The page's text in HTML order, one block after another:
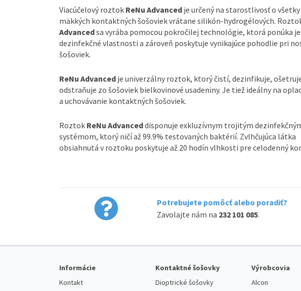
Viacúčelový roztok ReNu Advanced je určený na starostlivosť o
mäkkých kontaktných šošoviek vrátane silikón-hydrogélových.
Advancedsa vyrába pomocou pokročilej technológie, ktorá ponúka
dezinfekčné vlastnosti a zároveň poskytuje vynikajúce pohodlie pri
šošoviek.
ReNu Advanced je univerzálny roztok, ktorý čistí, dezinfikuje,
odstraňuje zo šošoviek bielkovinové usadeniny. Je tiež ideálny na
a uchovávanie kontaktných šošoviek.
Roztok ReNu Advanceddisponuje exkluzívnym trojitým
systémom, ktorý ničí až 99.9% testovaných baktérií. Zvlhčujúca látka
obsiahnutá v roztoku poskytuje až 20 hodín vlhkosti pre celodenný
Potrebujete pomôcť alebo poradiť?
Zavolajte nám na 232 101 085.
Informácie
Kontakt
Kontaktné šošovky
Dioptrické šošovky
Výrobcovia
Alcon